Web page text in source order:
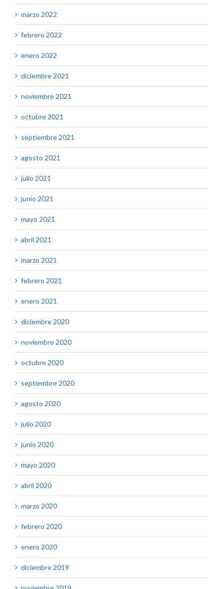
marzo 2022
febrero 2022
enero 2022
diciembre 2021
noviembre 2021
octubre 2021
septiembre 2021
agosto 2021
julio 2021
junio 2021
mayo 2021
abril 2021
marzo 2021
febrero 2021
enero 2021
diciembre 2020
noviembre 2020
octubre 2020
septiembre 2020
agosto 2020
julio 2020
junio 2020
mayo 2020
abril 2020
marzo 2020
febrero 2020
enero 2020
diciembre 2019